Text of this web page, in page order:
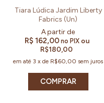
Tiara Lúdica Jardim Liberty
Fabrics (Un)
R$ 162,00 no PIX ou
R$180,00
em até 3 xde R$60,00 sem juros
COMPRAR